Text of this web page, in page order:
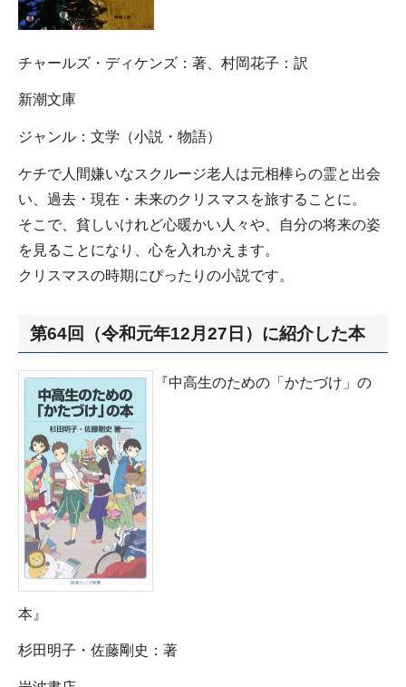
チャールズ・ディケンズ：著、村岡花子：訳
新潮文庫
ジャンル：文学（小説・物語）
ケチで人間嫌いなスクルージ老人は元相棒らの霊と出会
い、過去・現在・未来のクリスマスを旅することに。
そこで、貧しいけれど心暖かい人々や、自分の将来の姿
を見ることになり、心を入れかえます。
クリスマスの時期にぴったりの小説です。
第64回（令和元年12月27日）に紹介した本
『中高生のための「かたづけ」の
本』
杉田明子・佐藤剛史：著